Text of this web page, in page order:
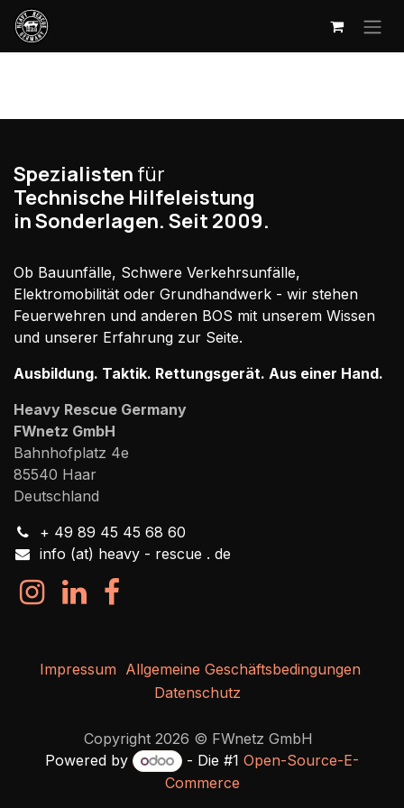
Zum Inhalt springen
Spezialisten für
Technische Hilfeleistung
in Sonderlagen. Seit 2009.
Ob Bauunfälle, Schwere Verkehrsunfälle,
Elektromobilität oder Grundhandwerk - wir stehen
Feuerwehren und anderen BOS mit unserem Wissen
und unserer Erfahrung zur Seite.
Ausbildung. Taktik. Rettungsgerät. Aus einer Hand.
Heavy Rescue Germany
FWnetz GmbH
Bahnhofplatz 4e
85540 Haar
Deutschland
+ 49 89 45 45 68 60
info (at) heavy - rescue . de
Impressum Allgemeine Geschäftsbedingungen
Datenschutz
Copyright 2026 © FWnetz GmbH
Powered by
- Die #1 Open-Source-E-
Commerce